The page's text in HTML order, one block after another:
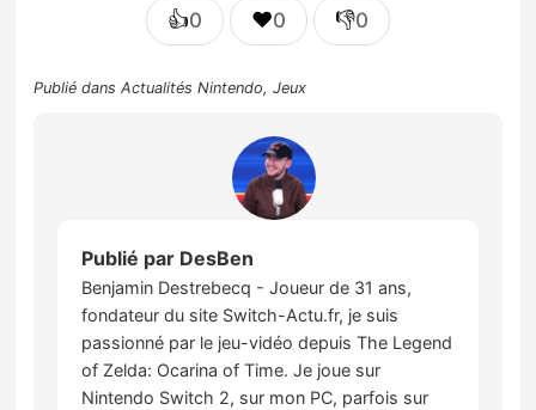
👍0 ❤️0 👎0
Publié dansActualités Nintendo,Jeux
Publié par DesBen
Benjamin Destrebecq - Joueur de 31 ans,
fondateur du site Switch-Actu.fr, je suis
passionné par le jeu-vidéo depuis The Legend
of Zelda: Ocarina of Time. Je joue sur
Nintendo Switch 2, sur mon PC, parfois sur